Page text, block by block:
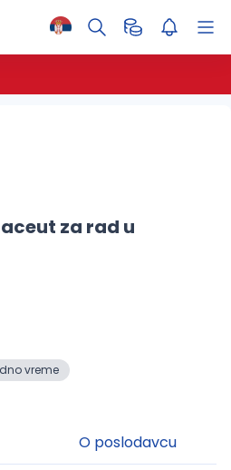
za rad u
vreme
O poslodavcu